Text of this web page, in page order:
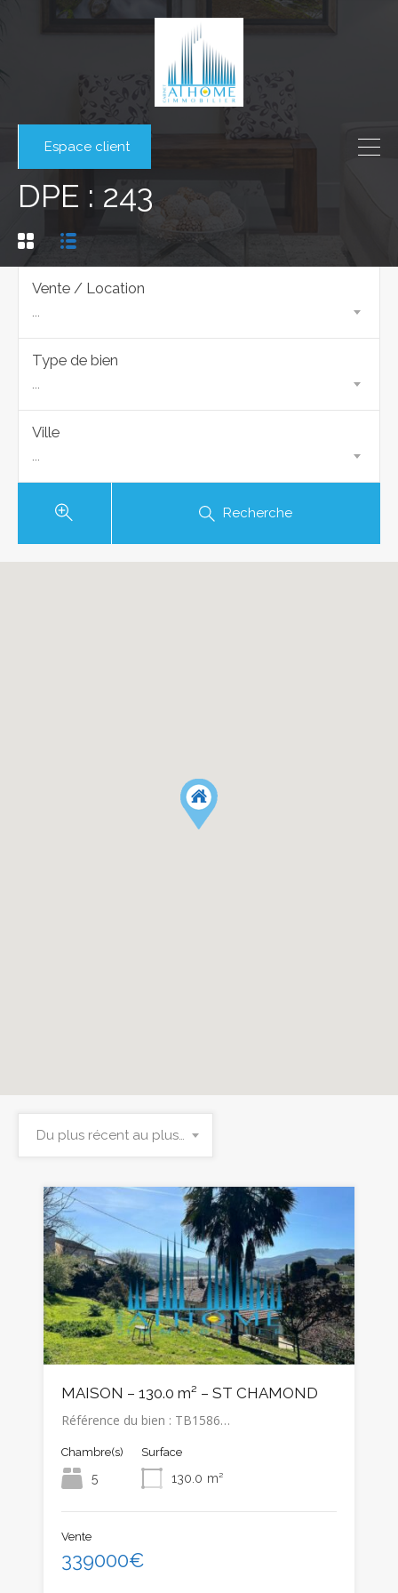
Espace client
DPE : 243
Vente / Location
...
Type de bien
...
Ville
...
Recherche
Du plus récent au plus ancien
MAISON – 130.0 m² – ST CHAMOND
Référence du bien : TB1586…
Chambre(s)
5
Surface
130.0 m²
Vente
339000€